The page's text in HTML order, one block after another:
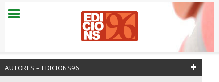
AUTORES – EDICIONS96